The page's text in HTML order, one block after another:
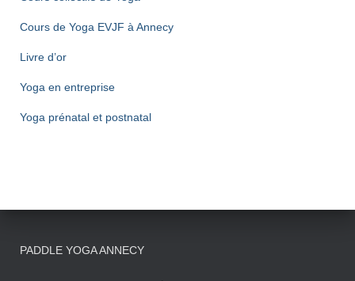
Cours de Yoga EVJF à Annecy
Livre d’or
Yoga en entreprise
Yoga prénatal et postnatal
PADDLE YOGA ANNECY